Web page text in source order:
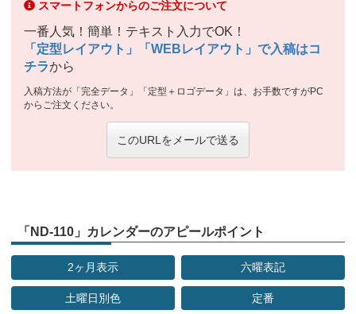
スマートフォンからのご注文について
一番人気！簡単！テキスト入力でOK！
「定型レイアウト」「WEBレイアウト」で入稿はコ
チラから
入稿方法が「完全データ」「定型＋ロゴデータ」は、お手数ですがPC
からご注文ください。
このURLをメールで送る
「ND-110」カレンダーのアピールポイント
2ヶ月表示 六曜表記
土曜日別色 定番